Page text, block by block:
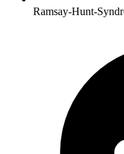
Ramsay-Hunt-